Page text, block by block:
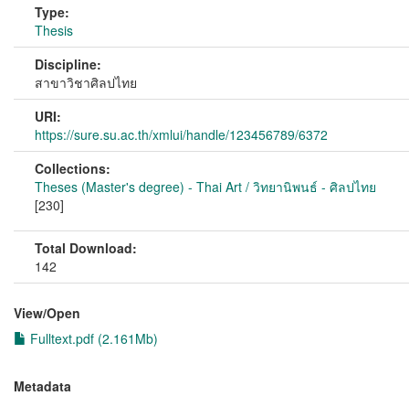
Type:
Thesis
Discipline:
สาขาวิชาศิลปไทย
URI:
https://sure.su.ac.th/xmlui/handle/123456789/6372
Collections:
Theses (Master's degree) - Thai Art / วิทยานิพนธ์ - ศิลปไทย
[230]
Total Download:
142
View/Open
Fulltext.pdf (2.161Mb)
Metadata